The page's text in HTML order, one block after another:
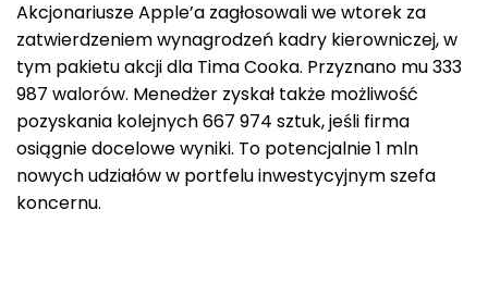
Akcjonariusze Apple’a zagłosowali we wtorek za
zatwierdzeniem wynagrodzeń kadry kierowniczej, w
tym pakietu akcji dla Tima Cooka. Przyznano mu 333
987 walorów. Menedżer zyskał także możliwość
pozyskania kolejnych 667 974 sztuk, jeśli firma
osiągnie docelowe wyniki. To potencjalnie 1 mln
nowych udziałów w portfelu inwestycyjnym szefa
koncernu.